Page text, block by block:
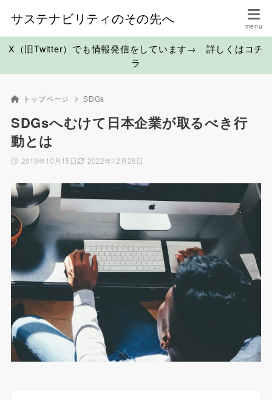
サステナビリティのその先へ
X（旧Twitter）でも情報発信をしています→ 詳しくはコチ
ラ
トップページ SDGs
SDGsへむけて日本企業が取るべき行
動とは
2019年10月15日 2022年12月28日